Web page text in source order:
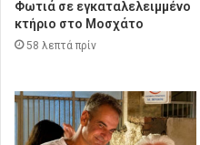
Φωτιά σε εγκαταλελειμμένο
κτήριο στο Μοσχάτο
58 λεπτά πρίν